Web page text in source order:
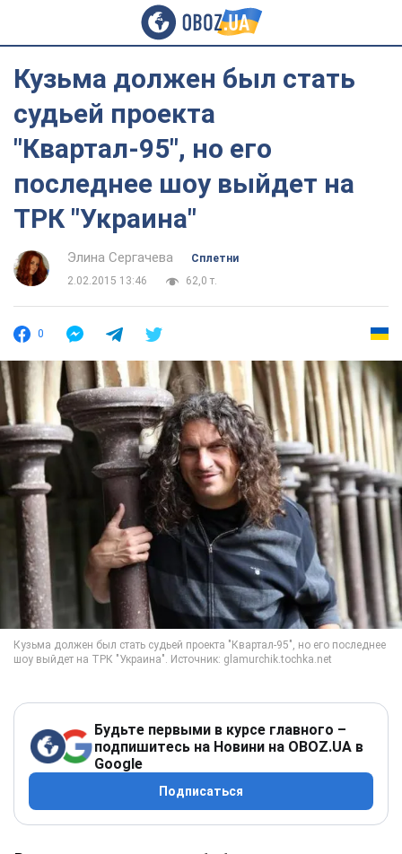
Кузьма должен был стать
судьей проекта
"Квартал-95", но его
последнее шоу выйдет на
ТРК "Украина"
Элина Сергачева
Сплетни
2.02.2015 13:46
62,0 т.
0
Будьте первыми в курсе главного –
подпишитесь на Новини на OBOZ.UA в
Google
Подписаться